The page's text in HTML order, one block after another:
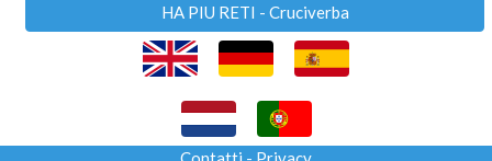
HA PIU RETI - Cruciverba